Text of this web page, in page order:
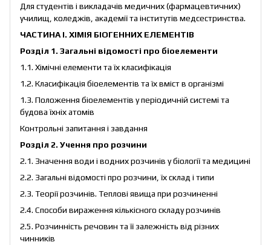
Для студентів і викладачів медичних (фармацевтичних)
училищ, коледжів, академії та інститутів медсестринства.
ЧАСТИНА І. ХІМІЯ БІОГЕННИХ ЕЛЕМЕНТІВ
Розділ 1. Загальні відомості про біоелементи
1.1. Хімічні елементи та їх класифікація
1.2. Класифікація біоелементів та їх вміст в організмі
1.3. Положення біоелементів у періодичній системі та
будова їхніх атомів
Контрольні запитання і завдання
Розділ 2. Учення про розчини
2.1. Значення води і водних розчинів у біології та медицині
2.2. Загальні відомості про розчини, їх склад і типи
2.3. Теорії розчинів. Теплові явища при розчиненні
2.4. Способи вираження кількісного складу розчинів
2.5. Розчинність речовин та її залежність від різних
чинників